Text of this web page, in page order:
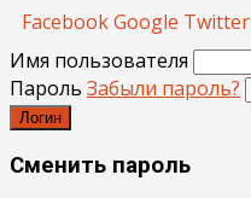
FacebookGoogle Twitter
Имя пользователя
Пароль Забыли пароль?
Логин
Сменить пароль